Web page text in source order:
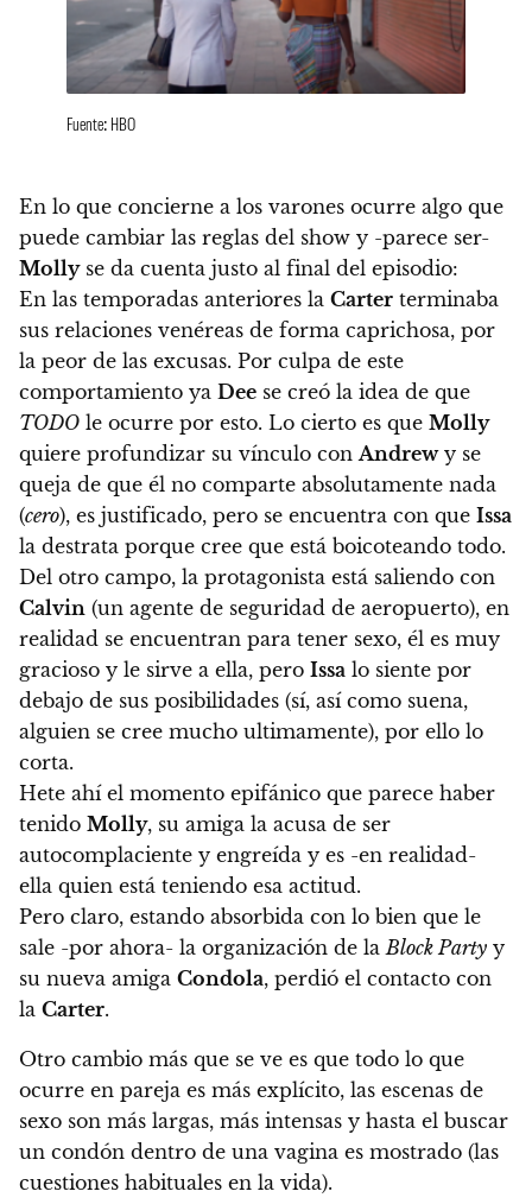
Fuente: HBO
En lo que concierne a los varones ocurre algo que
puede cambiar las reglas del show y -parece ser-
Mollyse da cuenta justo al final del episodio:
En las temporadas anteriores la Carter terminaba
sus relaciones venéreas de forma caprichosa, por
la peor de las excusas. Por culpa de este
comportamiento ya Dee se creó la idea de que
TODO le ocurre por esto. Lo cierto es que Molly
quiere profundizar su vínculo conAndrewy se
queja de que él no comparte absolutamente nada
(cero), es justificado, pero se encuentra con que Issa
la destrata porque cree que está boicoteando todo.
Del otro campo, la protagonista está saliendo con
Calvin (un agente de seguridad de aeropuerto), en
realidad se encuentran para tener sexo, él es muy
gracioso y le sirve a ella, pero Issa lo siente por
debajo de sus posibilidades (sí, así como suena,
alguien se cree mucho ultimamente), por ello lo
corta.
Hete ahí el momento epifánico que parece haber
tenido Molly, su amiga la acusa de ser
autocomplaciente y engreída y es -en realidad-
ella quien está teniendo esa actitud.
Pero claro, estando absorbida con lo bien que le
sale -por ahora- la organización de laBlock Party y
su nueva amiga Condola, perdió el contacto con
la Carter.
Otro cambio más que se ve es que todo lo que
ocurre en pareja es más explícito, las escenas de
sexo son más largas, más intensas y hasta el buscar
un condón dentro de una vagina es mostrado (las
cuestiones habituales en la vida).